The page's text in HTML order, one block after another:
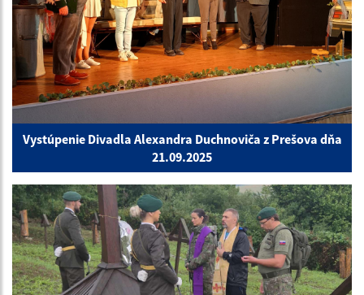
Vystúpenie Divadla Alexandra Duchnoviča z Prešova dňa
21.09.2025